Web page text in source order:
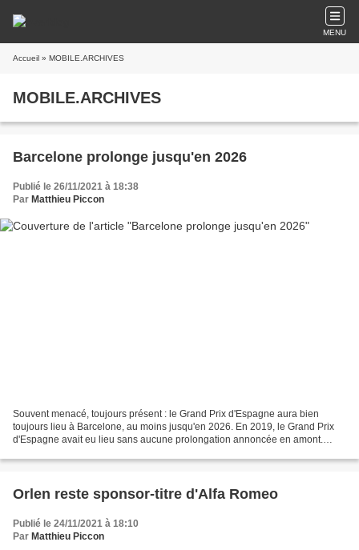
MENU
Accueil » MOBILE.ARCHIVES
MOBILE.ARCHIVES
Barcelone prolonge jusqu'en 2026
Publié le 26/11/2021 à 18:38
Par Matthieu Piccon
Souvent menacé, toujours présent : le Grand Prix d'Espagne aura bien
toujours lieu à Barcelone, au moins jusqu'en 2026. En 2019, le Grand Prix
d'Espagne avait eu lieu sans aucune prolongation annoncée en amont.
Orlen reste sponsor-titre d'Alfa Romeo
Publié le 24/11/2021 à 18:10
Par Matthieu Piccon